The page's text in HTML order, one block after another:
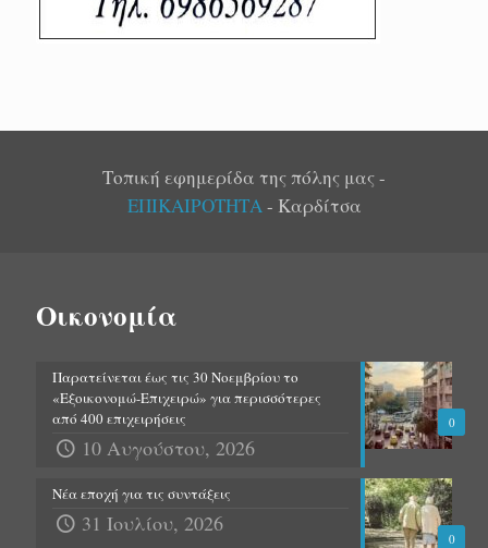
Τοπική εφημερίδα της πόλης μας -
ΕΠΙΚΑΙΡΟΤΗΤΑ- Καρδίτσα
Οικονομία
0
Παρατείνεται έως τις 30 Νοεμβρίου το
«Εξοικονομώ-Επιχειρώ» για περισσότερες
από 400 επιχειρήσεις
10 Αυγούστου, 2026
0
Νέα εποχή για τις συντάξεις
31 Ιουλίου, 2026